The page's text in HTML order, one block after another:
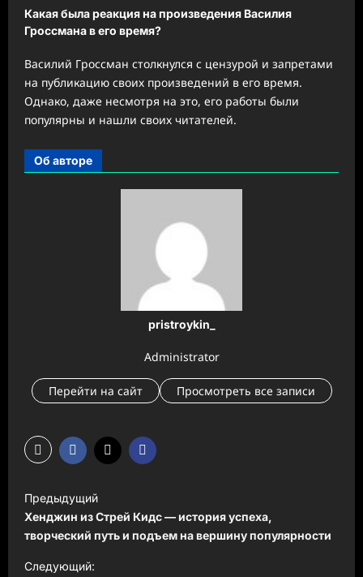
Какая была реакция на произведения Василия
Гроссмана в его время?
Василий Гроссман столкнулся с цензурой и запретами
на публикацию своих произведений в его время.
Однако, даже несмотря на это, его работы были
популярны и нашли своих читателей.
Об авторе
pristroykin_
Administrator
Перейти на сайт Просмотреть все записи
Н
а
в
и
Предыдущий
Хенджин из Стрей Кидс — история успеха,
творческий путь и подъем на вершину популярности
Следующий: